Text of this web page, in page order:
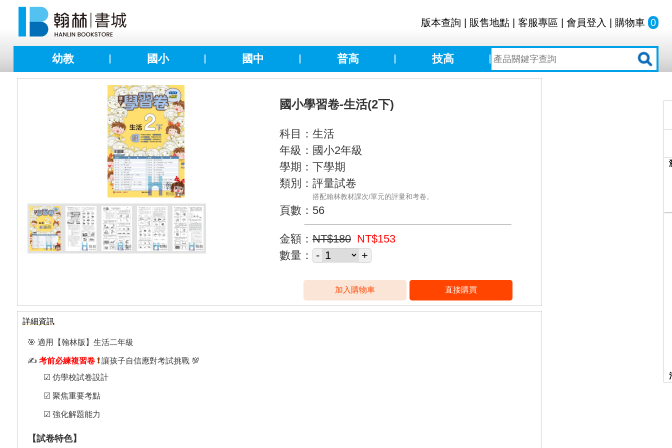
版本查詢 販售地點 客服專區 會員登入 購物車 0
幼教 國小 國中 普高 技高
國小學習卷-生活(2下)
科目：生活
年級：國小2年級
學期：下學期
類別：評量試卷
搭配翰林教材課次/單元的評量和考卷。
頁數：56
金額： NT$180 NT$153
數量：
詳細資訊
🎯 適用【翰林版】生活二年級
✍️ 考前必練複習卷 ❗讓孩子自信應對考試挑戰 💯
☑︎ 仿學校試卷設計
☑︎ 聚焦重要考點
☑︎ 強化解題能力
【試卷特色】